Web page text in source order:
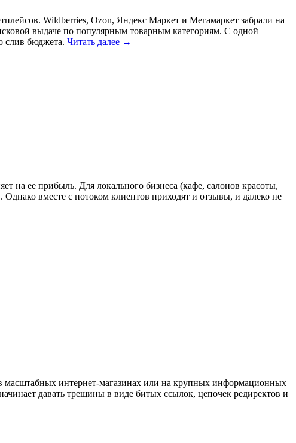
Wildberries, Ozon, Яндекс Маркет и Мегамаркет забрали на
выдаче по популярным товарным категориям. С одной
слив бюджета. Читать далее →
на ее прибыль. Для локального бизнеса (кафе, салонов красоты,
вместе с потоком клиентов приходят и отзывы, и далеко не
интернет-магазинах или на крупных информационных
давать трещины в виде битых ссылок, цепочек редиректов и